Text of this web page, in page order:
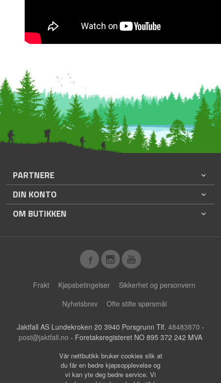
PARTNERE
DIN KONTO
OM BUTIKKEN
Frakt Kjøpsbetingelser
Sikkerhet og personvern
Nyhetsbrev
Ofte stilte spørsmål
Jaktfall AS Lundekroken 20 3940 Porsgrunn Tlf. 48483870 -
post@jaktfall.no - Foretaksregisteret NO 895 372 242 MVA
Vår nettbutikk bruker cookies slik at
du får en bedre kjøpsopplevelse og
vi kan yte deg bedre service. Vi